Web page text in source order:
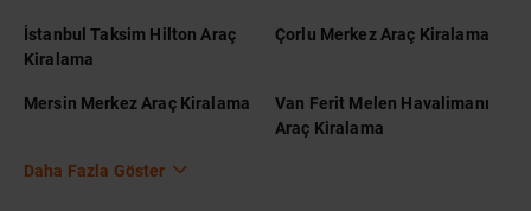
İstanbul Taksim Hilton Araç
Kiralama
Çorlu Merkez Araç Kiralama
Mersin Merkez Araç Kiralama
Van Ferit Melen Havalimanı
Araç Kiralama
Daha Fazla Göster